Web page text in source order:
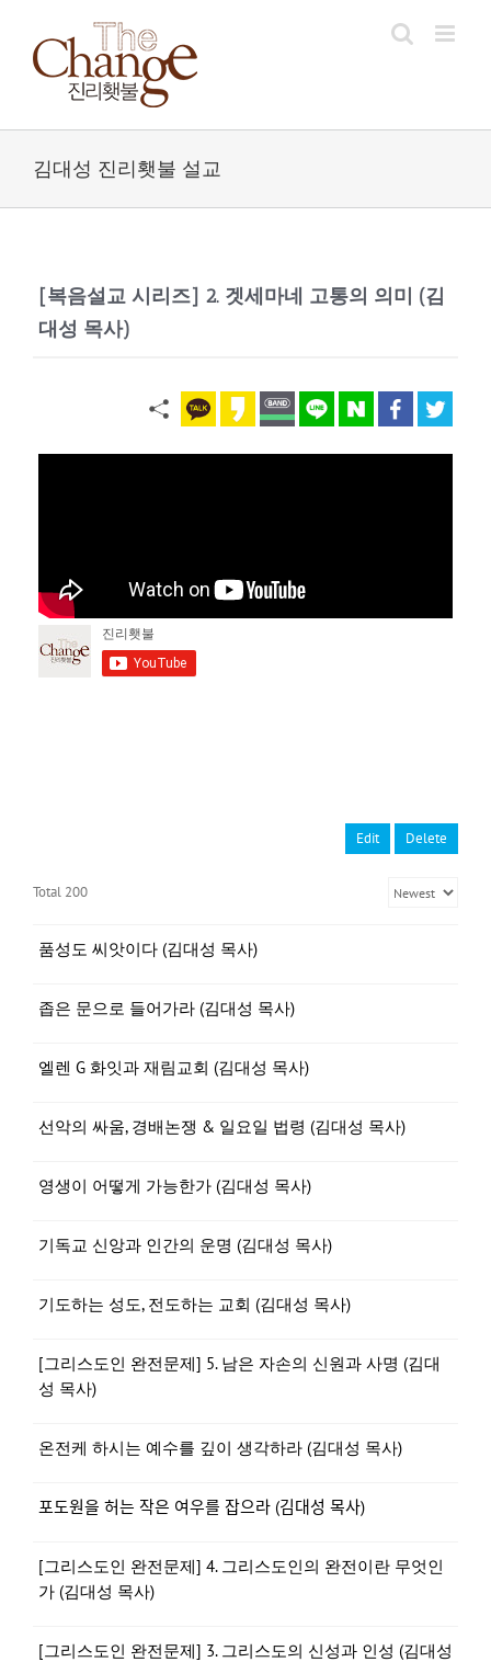
content
김대성 진리횃불 설교
[복음설교 시리즈] 2. 겟세마네 고통의 의미 (김
대성 목사)
Edit Delete
Total 200
품성도 씨앗이다 (김대성 목사)
좁은 문으로 들어가라 (김대성 목사)
엘렌 G 화잇과 재림교회 (김대성 목사)
선악의 싸움, 경배논쟁 & 일요일 법령 (김대성 목사)
영생이 어떻게 가능한가 (김대성 목사)
기독교 신앙과 인간의 운명 (김대성 목사)
기도하는 성도, 전도하는 교회 (김대성 목사)
[그리스도인 완전문제] 5. 남은 자손의 신원과 사명 (김대
성 목사)
온전케 하시는 예수를 깊이 생각하라 (김대성 목사)
포도원을 허는 작은 여우를 잡으라 (김대성 목사)
[그리스도인 완전문제] 4. 그리스도인의 완전이란 무엇인
가 (김대성 목사)
[그리스도인 완전문제] 3. 그리스도의 신성과 인성 (김대성